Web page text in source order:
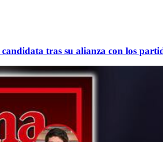
tras su alianza con los